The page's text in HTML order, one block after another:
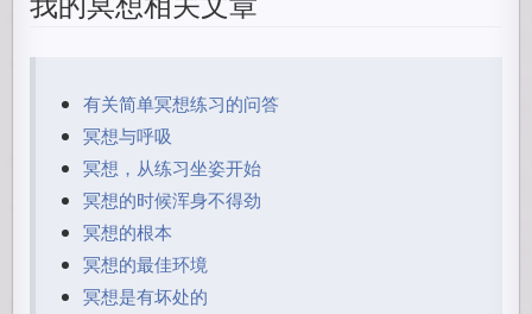
有关简单冥想练习的问答
冥想与呼吸
冥想，从练习坐姿开始
冥想的时候浑身不得劲
冥想的根本
冥想的最佳环境
冥想是有坏处的